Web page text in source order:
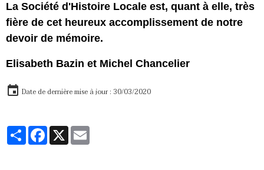
La Société d'Histoire Locale est, quant à elle, très
fière de cet heureux accomplissement de notre
devoir de mémoire.
Elisabeth Bazin et Michel Chancelier
Date de dernière mise à jour : 30/03/2020
PartagerFacebook
X